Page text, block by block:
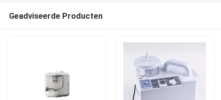
Geadviseerde Producten